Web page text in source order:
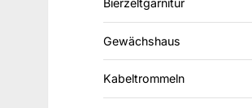
Bierzeltgarnitur
Gewächshaus
Kabeltrommeln